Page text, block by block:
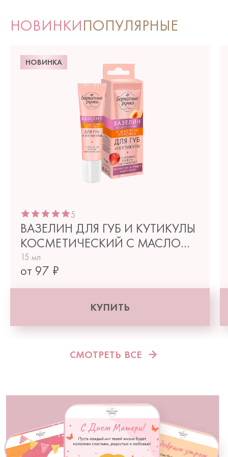
НОВИНКИПОПУЛЯРНЫЕ
НОВИНКА
5
ВАЗЕЛИН ДЛЯ ГУБ И КУТИКУЛЫ
КОСМЕТИЧЕСКИЙ С МАСЛОМ
ПЕРСИКА 15 МЛ
15 мл
от 97 ₽
КУПИТЬ
СМОТРЕТЬ ВСЕ